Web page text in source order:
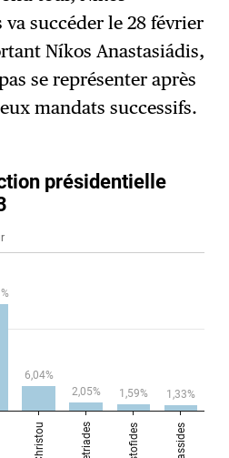
succéder le 28 février
Níkos Anastasiádis,
se représenter après
mandats successifs.